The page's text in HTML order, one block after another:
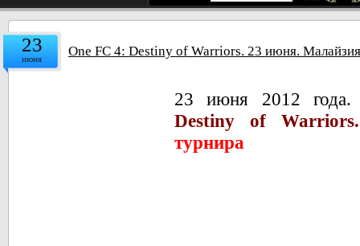
23
июня One FC 4: Destiny of Warriors. 23 июня.
23 июня 2012
Destiny of Warriors.
турнира